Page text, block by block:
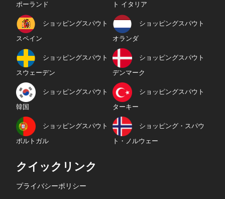
ポーランド ト イタリア
ショッピングスパウト
スペイン
ショッピングスパウト
オランダ
ショッピングスパウト
スウェーデン
ショッピングスパウト
デンマーク
ショッピングスパウト
韓国
ショッピングスパウト
ターキー
ショッピングスパウト
ポルトガル
ショッピング・スパウ
ト・ノルウェー
クイックリンク
プライバシーポリシー